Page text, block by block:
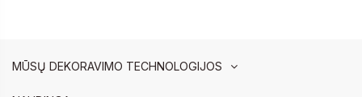
MŪSŲ DEKORAVIMO TECHNOLOGIJOS